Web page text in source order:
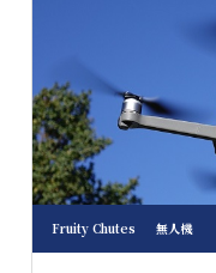
Fruity Chutes 無人機